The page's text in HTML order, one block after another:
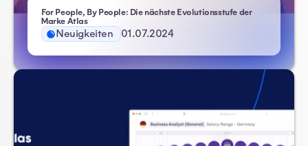
For People, By People: Die nächste Evolutionsstufe der
Marke Atlas
Neuigkeiten 01.07.2024